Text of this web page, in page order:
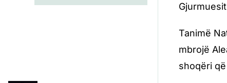
Tanimë
mbrojë
shoqëri